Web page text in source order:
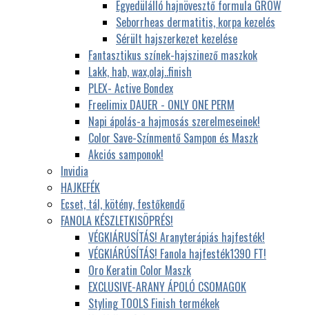
Egyedülálló hajnövesztő formula GROW
Seborrheas dermatitis, korpa kezelés
Sérült hajszerkezet kezelése
Fantasztikus színek-hajszinező maszkok
Lakk, hab, wax,olaj..finish
PLEX- Active Bondex
Freelimix DAUER - ONLY ONE PERM
Napi ápolás-a hajmosás szerelmeseinek!
Color Save-Színmentő Sampon és Maszk
Akciós samponok!
Invidia
HAJKEFÉK
Ecset, tál, kötény, festőkendő
FANOLA KÉSZLETKISÖPRÉS!
VÉGKIÁRUSÍTÁS! Aranyterápiás hajfesték!
VÉGKIÁRÚSÍTÁS! Fanola hajfesték1390 FT!
Oro Keratin Color Maszk
EXCLUSIVE-ARANY ÁPOLÓ CSOMAGOK
Styling TOOLS Finish termékek